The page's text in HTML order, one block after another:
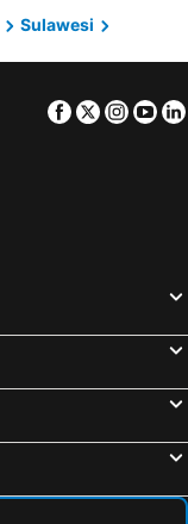
Sulawesi
Facebook
Twitter